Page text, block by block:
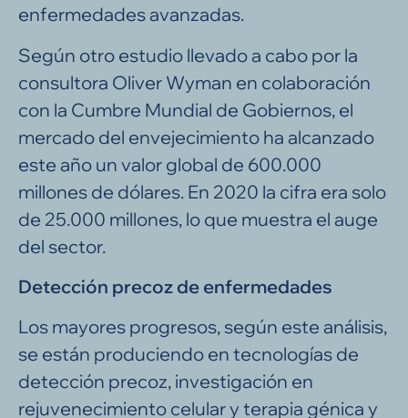
enfermedades avanzadas.
Según otro estudio llevado a cabo por la
consultora Oliver Wyman en colaboración
con la Cumbre Mundial de Gobiernos, el
mercado del envejecimiento ha alcanzado
este año un valor global de 600.000
millones de dólares. En 2020 la cifra era solo
de 25.000 millones, lo que muestra el auge
del sector.
Detección precoz de enfermedades
Los mayores progresos, según este análisis,
se están produciendo en tecnologías de
detección precoz, investigación en
rejuvenecimiento celular y terapia génica y